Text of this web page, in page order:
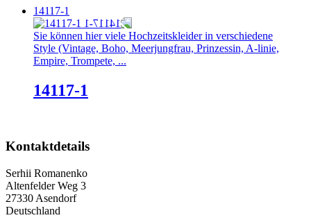
14117-1
Sie können hier viele Hochzeitskleider in verschiedene
Style (Vintage, Boho, Meerjungfrau, Prinzessin, A-linie,
Empire, Trompete, ...
14117-1
Kontaktdetails
Serhii Romanenko
Altenfelder Weg 3
27330 Asendorf
Deutschland